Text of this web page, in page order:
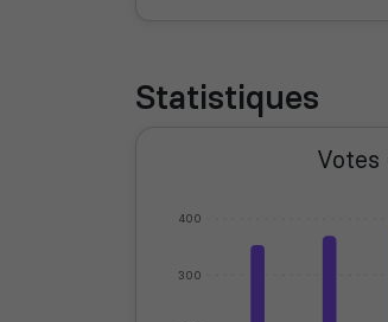
Statistiques
Votes
300
400